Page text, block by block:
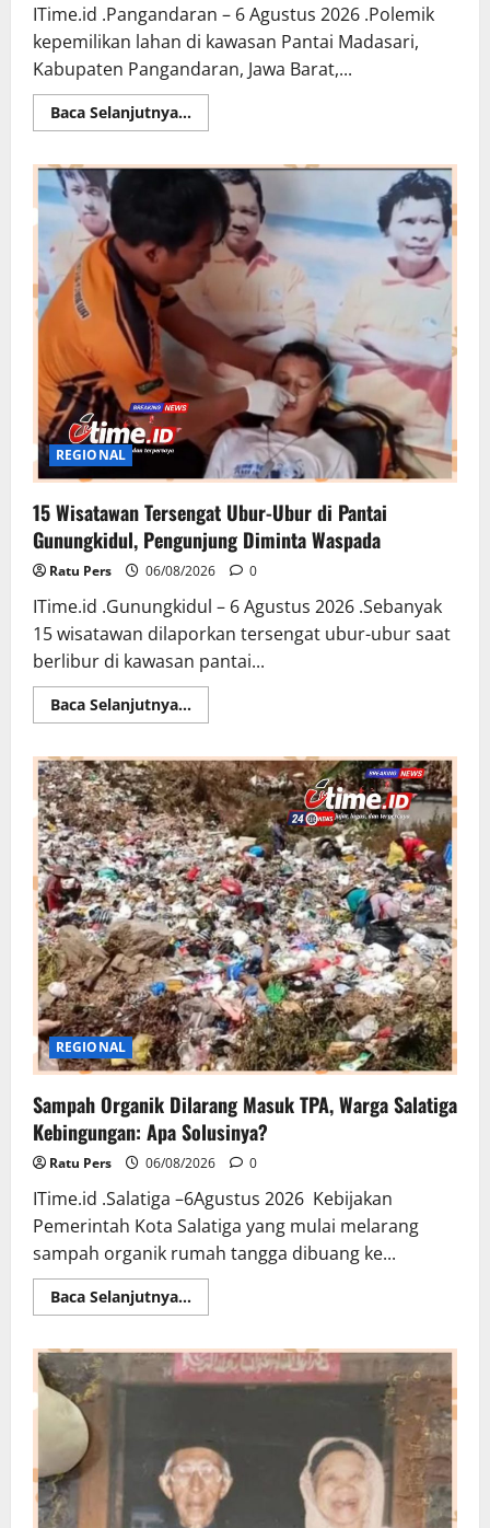
ITime.id .Pangandaran – 6 Agustus 2026 .Polemik
kepemilikan lahan di kawasan Pantai Madasari,
Kabupaten Pangandaran, Jawa Barat,...
Baca Selanjutnya...
more
Madasari
Diklaim
Milik
Pribadi,
Dedi
Mulyadi
Minta
BPN
Batalkan
Sertifikat
REGIONAL
15 Wisatawan Tersengat Ubur-Ubur di Pantai
Gunungkidul, Pengunjung Diminta Waspada
Ratu Pers 06/08/2026 0
ITime.id .Gunungkidul – 6 Agustus 2026 .Sebanyak
15 wisatawan dilaporkan tersengat ubur-ubur saat
berlibur di kawasan pantai...
Baca Selanjutnya...
more
Wisatawan
Tersengat
Ubur-
Ubur
di
Pantai
Gunungkidul,
Pengunjung
Diminta
Waspada
REGIONAL
Sampah Organik Dilarang Masuk TPA, Warga Salatiga
Kebingungan: Apa Solusinya?
Ratu Pers 06/08/2026 0
ITime.id .Salatiga –6Agustus 2026 Kebijakan
Pemerintah Kota Salatiga yang mulai melarang
sampah organik rumah tangga dibuang ke...
Baca Selanjutnya...
more
Organik
Dilarang
Masuk
Kebingungan:
Apa
Solusinya?